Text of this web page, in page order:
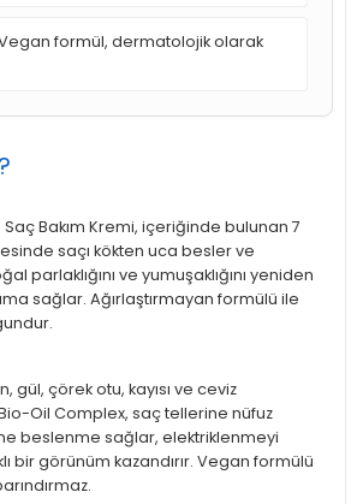
formül, dermatolojik olarak
Saç Bakım Kremi, içeriğinde bulunan 7
saçı kökten uca besler ve
parlaklığını ve yumuşaklığını yeniden
sağlar. Ağırlaştırmayan formülü ile
gül, çörek otu, kayısı ve ceviz
Oil Complex, saç tellerine nüfuz
beslenme sağlar, elektriklenmeyi
bir görünüm kazandırır. Vegan formülü